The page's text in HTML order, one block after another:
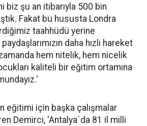
biz şu an itibarıyla 500 bin
Fakat bu hususta Londra
taahhüdü yerine
daha hızlı hareket
hem nitelik, hem nicelik
kaliteli bir eğitim ortamına
eğitimi için başka çalışmalar
Demirci, 'Antalya´da 81 il milli